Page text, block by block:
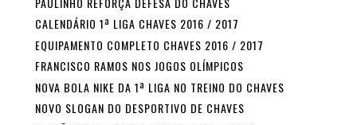
CALENDÁRIO 1ª LIGA CHAVES 2016 / 2017
EQUIPAMENTO COMPLETO CHAVES 2016 / 2017
FRANCISCO RAMOS NOS JOGOS OLÍMPICOS
NOVA BOLA NIKE DA 1ª LIGA NO TREINO DO CHAVES
NOVO SLOGAN DO DESPORTIVO DE CHAVES